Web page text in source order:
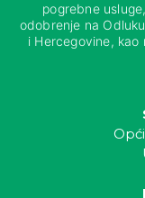
pogrebne
odobrenje na
i Hercegovine,